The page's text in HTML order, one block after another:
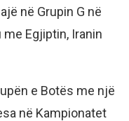
në Grupin G në
Egjiptin, Iranin
e Botës me një
në Kampionatet